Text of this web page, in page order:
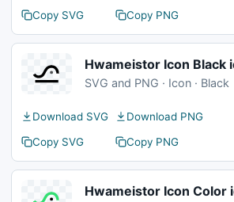
Copy SVG
Copy PNG
Hwameistor Icon Black
SVG and PNG · Icon · Black
Download SVG
Download PNG
Copy SVG
Copy PNG
Hwameistor Icon Color